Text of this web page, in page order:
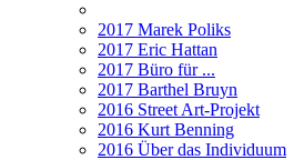
2017 Marek Poliks
2017 Eric Hattan
2017 Büro für ...
2017 Barthel Bruyn
2016 Street Art-Projekt
2016 Kurt Benning
2016 Über das Individuum